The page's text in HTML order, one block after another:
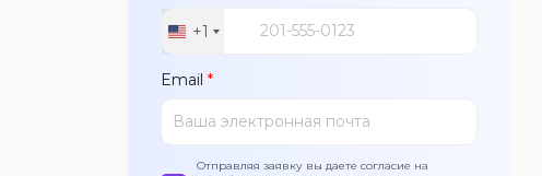
United
+1
+1
Email *
Отправляя заявку вы даете согласие на